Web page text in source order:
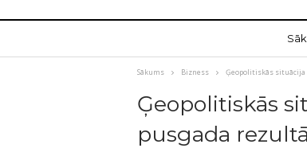
Sākums Bizness Ģeopolitiskās
Ģeopolitiskās
pusgada